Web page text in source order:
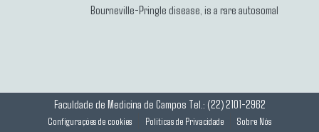
Bourneville-Pringle disease, is a rare autosomal
skin and skin appendages, kidney,
respiratory, cardiac and ophthalmological systems
Faculdade de Medicina de Campos Tel.: (22) 2101-2962
Configurações de cookies Politicas de Privacidade Sobre Nós